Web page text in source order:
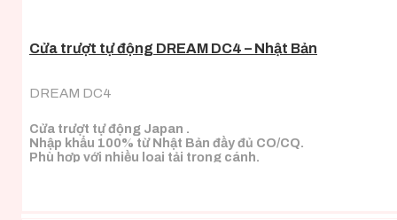
Cửa trượt tự động DREAM DC4 – Nhật Bản
DREAM DC4
Cửa trượt tự động Japan .
Nhập khẩu 100% từ Nhật Bản đầy đủ CO/CQ.
Phù hợp với nhiều loại tải trọng cánh.